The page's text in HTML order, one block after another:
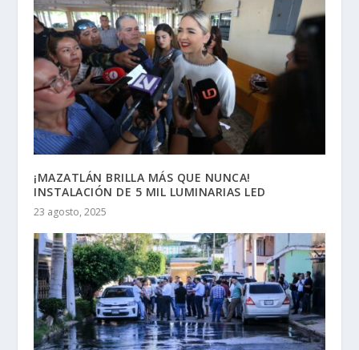
¡MAZATLÁN BRILLA MÁS QUE NUNCA!
INSTALACIÓN DE 5 MIL LUMINARIAS LED
23 agosto, 2025